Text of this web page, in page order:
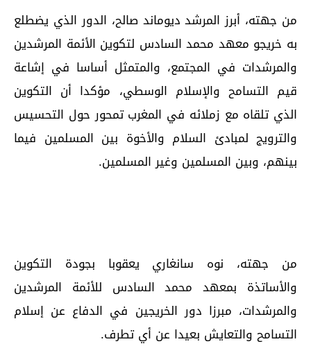
من جهته، أبرز المرشد ديوماند صالح، الدور الذي يضطلع
به خريجو معهد محمد السادس لتكوين الأئمة المرشدين
والمرشدات في المجتمع، والمتمثل أساسا في إشاعة
قيم التسامح والإسلام الوسطي، مؤكدا أن التكوين
الذي تلقاه مع زملائه في المغرب تمحور حول التحسيس
والترويج لمبادئ السلام والأخوة بين المسلمين فيما
بينهم، وبين المسلمين وغير المسلمين.
من جهته، نوه سانغاري يعقوبا بجودة التكوين
والأساتذة بمعهد محمد السادس للأئمة المرشدين
والمرشدات، مبرزا دور الخريجين في الدفاع عن إسلام
التسامح والتعايش بعيدا عن أي تطرف.